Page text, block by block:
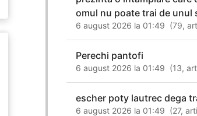
omul nu poate trai de unul
6 august 2026 la 01:49 (79,
Perechi pantofi
6 august 2026 la 01:49 (13,
escher poty lautrec dega
6 august 2026 la 01:49 (27,